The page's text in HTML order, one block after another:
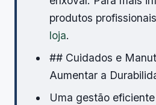
produtos
loja.
## Cuidados e
Aumentar a
Uma gestão